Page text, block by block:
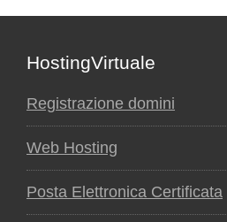
Footer
HostingVirtuale
Registrazione domini
Web Hosting
Posta Elettronica Certificata